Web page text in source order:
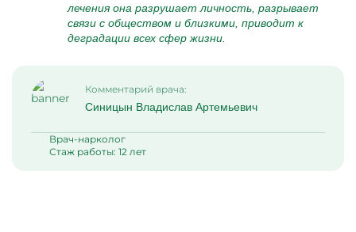
лечения она разрушает личность, разрывает
связи с обществом и близкими, приводит к
деградации всех сфер жизни.
Комментарий врача:
Синицын Владислав Артемьевич
Врач-нарколог
Стаж работы: 12 лет